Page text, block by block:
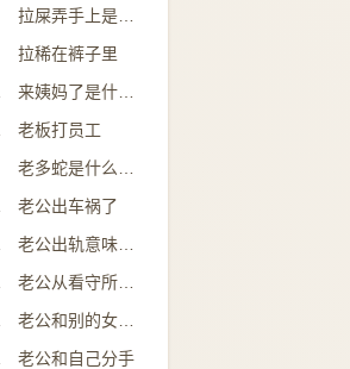
拉屎弄手上是什么意思
拉稀在裤子里
来姨妈了是什么意思
老板打员工
老公出车祸了
老公出轨意味着什么
老公从看守所回来
老公和别的女人吃饭
老公和自己分手